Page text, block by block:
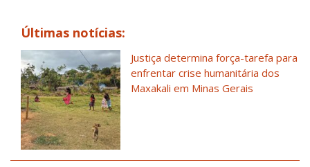
Últimas notícias:
Justiça determina força-tarefa para
enfrentar crise humanitária dos
Maxakali em Minas Gerais